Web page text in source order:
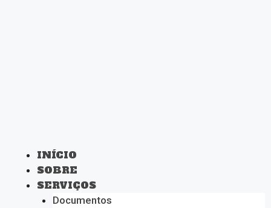
INÍCIO
SOBRE
SERVIÇOS
Documentos